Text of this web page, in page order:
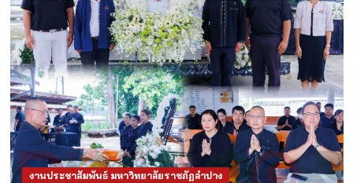
งานประชาสัมพันธ์ มหาวิทยาลัยราชภัฏลำปาง